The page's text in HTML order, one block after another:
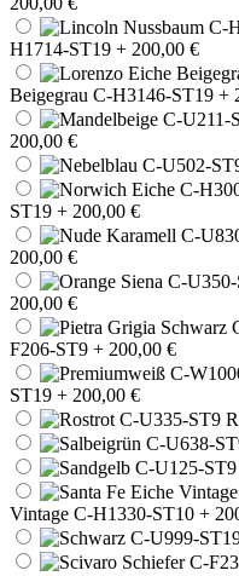
H1714-ST19 + 200,00 €
Beigegrau C-H3146-ST19 +
200,00 €
ST19 + 200,00 €
200,00 €
200,00 €
F206-ST9 + 200,00 €
ST19 + 200,00 €
Vintage C-H1330-ST10 +